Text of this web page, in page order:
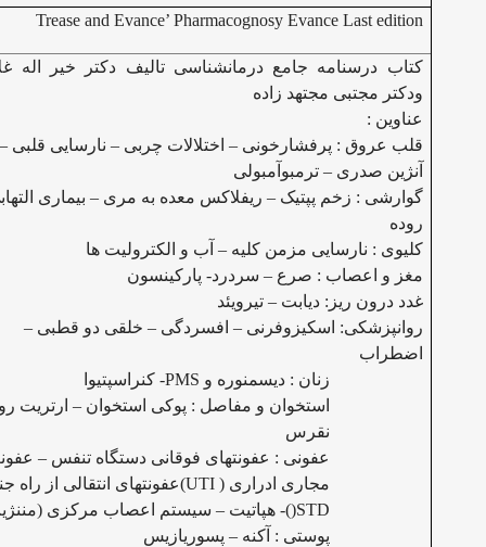
Trease and Evance’ Pharmacognosy Evance Last edition
کتاب درسنامه جامع درمانشناسی تالیف دکتر خیر اله
ودکتر مجتبی مجتهد زاده
عناوین :
قلب عروق : پرفشارخونی – اختلالات چربی – نارسایی قلبی
آنژین صدری – ترمبوآمبولی
گوارشی : زخم پپتیک – ریفلاکس معده به مری – بیماری
روده
کلیوی : نارسایی مزمن کلیه – آب و الکترولیت ها
مغز و اعصاب : صرع – سردرد- پارکینسون
غدد درون ریز: دیابت – تیرویئد
روانپزشکی: اسکیزوفرنی – افسردگی – خلقی دو قطبی –
اضطراب
زنان : دیسمنوره و PMS- کنراسپتیوا
استخوان و مفاصل : پوکی استخوان – ارتریت
نقرس
عفونی : عفونتهای فوقانی دستگاه تنفس –
مجاری ادراری ( UTI)عفونتهای انتقالی از راه
)STD)- هپاتیت – سیستم اعصاب مرکزی
پوستی : آکنه – پسوریازیس